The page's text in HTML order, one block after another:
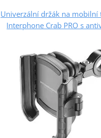
Univerzální držák na mobilní
Interphone Crab PRO s